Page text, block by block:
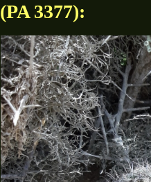
(PA 3377):